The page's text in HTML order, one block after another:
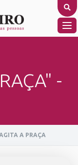
-
A PRAÇA